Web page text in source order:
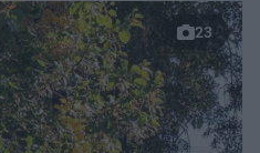
23